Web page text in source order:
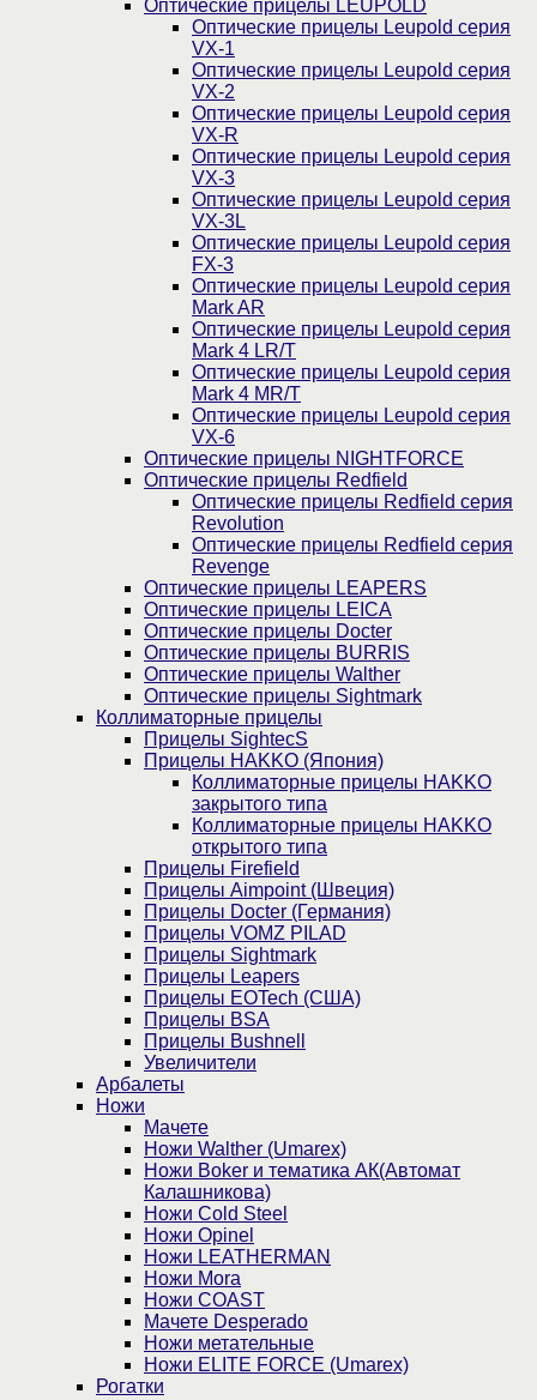
Оптические прицелы LEUPOLD
Оптические прицелы Leupold серия
VX-1
Оптические прицелы Leupold серия
VX-2
Оптические прицелы Leupold серия
VX-R
Оптические прицелы Leupold серия
VX-3
Оптические прицелы Leupold серия
VX-3L
Оптические прицелы Leupold серия
FX-3
Оптические прицелы Leupold серия
Mark AR
Оптические прицелы Leupold серия
Mark 4 LR/T
Оптические прицелы Leupold серия
Mark 4 MR/T
Оптические прицелы Leupold серия
VX-6
Оптические прицелы NIGHTFORCE
Оптические прицелы Redfield
Оптические прицелы Redfield серия
Revolution
Оптические прицелы Redfield серия
Revenge
Оптические прицелы LEAPERS
Оптические прицелы LEICA
Оптические прицелы Docter
Оптические прицелы BURRIS
Оптические прицелы Walther
Оптические прицелы Sightmark
Коллиматорные прицелы
Прицелы SightecS
Прицелы HAKKO (Япония)
Коллиматорные прицелы HAKKO
закрытого типа
Коллиматорные прицелы HAKKO
открытого типа
Прицелы Firefield
Прицелы Aimpoint (Швеция)
Прицелы Docter (Германия)
Прицелы VOMZ PILAD
Прицелы Sightmark
Прицелы Leapers
Прицелы EOTech (США)
Прицелы BSA
Прицелы Bushnell
Увеличители
Арбалеты
Ножи
Мачете
Ножи Walther (Umarex)
Ножи Boker и тематика АК(Автомат
Калашникова)
Ножи Cold Steel
Ножи Opinel
Ножи LEATHERMAN
Ножи Mora
Ножи COAST
Мачете Desperado
Ножи метательные
Ножи ELITE FORCE (Umarex)
Рогатки